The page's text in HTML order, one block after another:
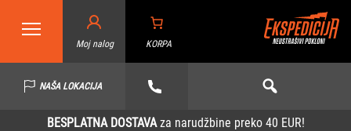
Moj nalog KORPA
NAŠA LOKACIJA
BESPLATNA DOSTAVAza narudžbine preko 40 EUR!